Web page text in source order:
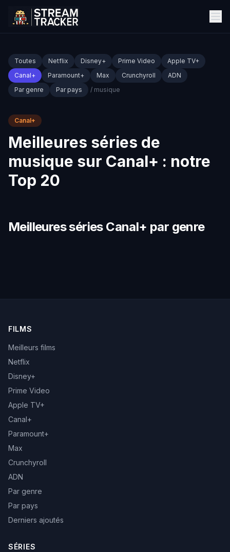
Toutes Netflix Disney+ Prime Video
Apple TV+
Canal+
Paramount+ Max Crunchyroll
ADN
Par genre
Par pays / musique
Canal+
Meilleures séries de
musique sur Canal+ : notre
Top 20
Meilleures séries Canal+ par genre
FILMS
Meilleurs films
Netflix
Disney+
Prime Video
Apple TV+
Canal+
Paramount+
Max
Crunchyroll
ADN
Par genre
Par pays
Derniers ajoutés
SÉRIES